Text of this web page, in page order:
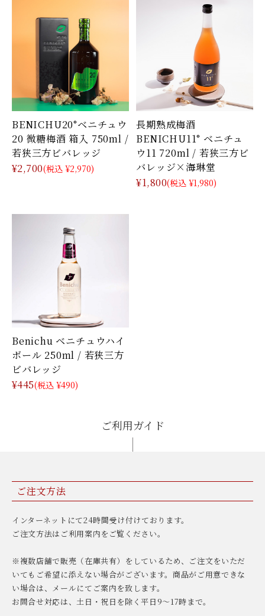
BENICHU20°ベニチュウ
20 微糖梅酒 箱入 750ml /
若狭三方ビバレッジ
¥2,700(税込 ¥2,970)
長期熟成梅酒
BENICHU11° ベニチュ
ウ11 720ml / 若狭三方ビ
バレッジ×海琳堂
¥1,800(税込 ¥1,980)
Benichu ベニチュウハイ
ボール 250ml / 若狭三方
ビバレッジ
¥445(税込 ¥490)
ご利用ガイド
ご注文方法
インターネットにて24時間受け付けております。
ご注文方法はご利用案内をご覧ください。
※複数店舗で販売（在庫共有）をしているため、ご注文をいただ
いてもご希望に添えない場合がございます。商品がご用意できな
い場合は、メールにてご案内を致します。
お問合せ対応は、土日・祝日を除く平日9〜17時まで。